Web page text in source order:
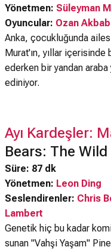
Yönetmen: Süleyman
Oyuncular: Ozan
Anka, çocukluğunda
Murat'ın, yıllar
ederken bir yandan araba
ediniyor.
Ayı Kardeşler:
Bears: The
Süre: 87 dk
Yönetmen: Leon Ding
Seslendirenler: Chris
Lambert
Genetik hiç bu kadar
sunan "Vahşi Yaşam"